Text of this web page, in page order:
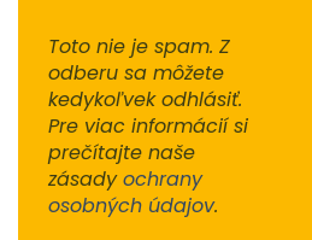
Toto nie je spam. Z
odberu sa môžete
kedykoľvek odhlásiť.
Pre viac informácií si
prečítajte naše
zásadyochrany
osobných údajov.